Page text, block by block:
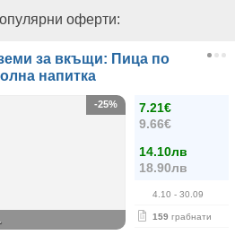
оферти:
за вкъщи: Пица по
напитка
7.21€
9.66€
14.10лв
18.90лв
4.10 - 30.09
159 грабнати
-25%